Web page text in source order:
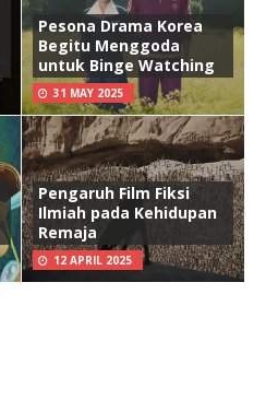
Pesona Drama Korea
Begitu Menggoda
untuk Binge Watching
31 MAY 2025
Pengaruh Film Fiksi
Ilmiah pada Kehidupan
Remaja
12 APRIL 2025